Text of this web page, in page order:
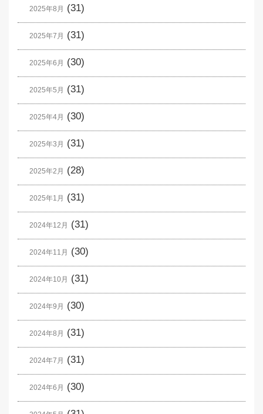
2025年8月 (31)
2025年7月 (31)
2025年6月 (30)
2025年5月 (31)
2025年4月 (30)
2025年3月 (31)
2025年2月 (28)
2025年1月 (31)
2024年12月 (31)
2024年11月 (30)
2024年10月 (31)
2024年9月 (30)
2024年8月 (31)
2024年7月 (31)
2024年6月 (30)